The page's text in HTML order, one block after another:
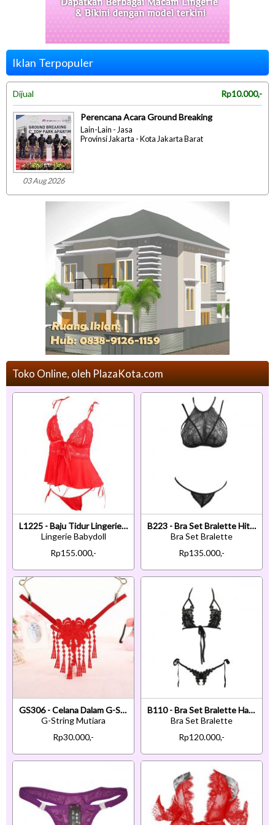
Iklan Terpopuler
Dijual Rp10.000,-
03 Aug 2026
Perencana Acara Ground Breaking
Lain-Lain - Jasa
Provinsi Jakarta - Kota Jakarta Barat
Toko Online, oleh PlazaKota.com
L1225 - Baju Tidur Lingerie Babydoll Mini Dress Merah Transparan Cup Openable Crotchless
Lingerie Babydoll
Rp155.000,-
B223 - Bra Set Bralette Hitam Transparan Cup Openable Celana Dalam
Bra Set Bralette
Rp135.000,-
GS306 - Celana Dalam G-String Mutiara T-Back Rumbai Merah
G-String Mutiara
Rp30.000,-
B110 - Bra Set Bralette Halter Hitam Celana Dalam Crotchless Ikat Samping
Bra Set Bralette
Rp120.000,-